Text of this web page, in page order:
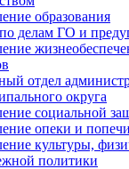
образования
делам ГО и
отдел
округа
социальной
опеки и
культуры,
политики